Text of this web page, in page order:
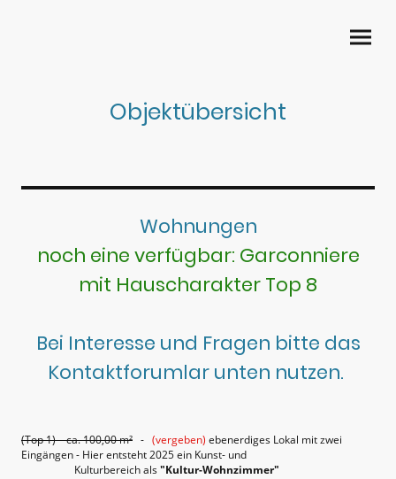
Objektübersicht
Wohnungen
noch eine verfügbar: Garconniere
mit Hauscharakter Top 8
Bei Interesse und Fragen bitte das
Kontaktforumlar unten nutzen.
(Top 1) ca. 100,00 m² - (vergeben) ebenerdiges Lokal mit zwei
Eingängen - Hier entsteht 2025 ein Kunst- und
Kulturbereich als"Kultur-Wohnzimmer"